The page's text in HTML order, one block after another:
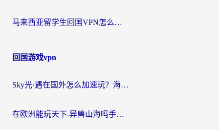
马来西亚留学生回国VPN怎么选？3个避坑点+1款实测好用的加速器推荐
回国游戏vpn
Sky光·遇在国外怎么加速玩？海外党亲测有效的国服游戏加速指南
在欧洲能玩天下-异兽山海吗手游？海外玩家的加速器生存指南